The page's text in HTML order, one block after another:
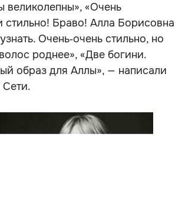
великолепны», «Очень
стильно! Браво! Алла Борисовна
Очень‑очень стильно, но
роднее», «Две богини.
образ для Аллы», — написали
Сети.